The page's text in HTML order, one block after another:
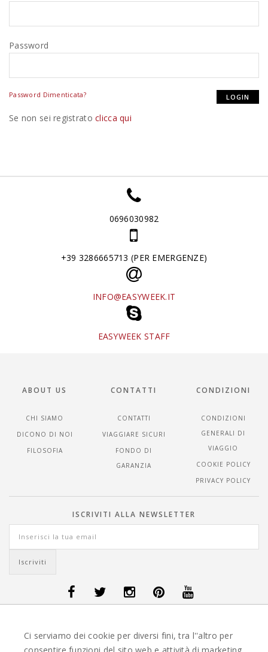
Password
Password Dimenticata?
Se non sei registratoclicca qui
0696030982
+39 3286665713 (PER EMERGENZE)
INFO@EASYWEEK.IT
EASYWEEK STAFF
ABOUT US
CHI SIAMO
DICONO DI NOI
FILOSOFIA
CONTATTI
CONTATTI
VIAGGIARE SICURI
FONDO DI
GARANZIA
CONDIZIONI
CONDIZIONI
GENERALI DI
VIAGGIO
COOKIE POLICY
PRIVACY POLICY
ISCRIVITI ALLA NEWSLETTER
VIAGGI GUATEMALA -OFFERTE VIAGGI ISLANDA -OFFERTE VIAGGI
OFFERTE VIAGGI MAURITIUS OFFERTE VIAGGI MESSICO
Ci serviamo dei cookie per diversi fini, tra l''altro per